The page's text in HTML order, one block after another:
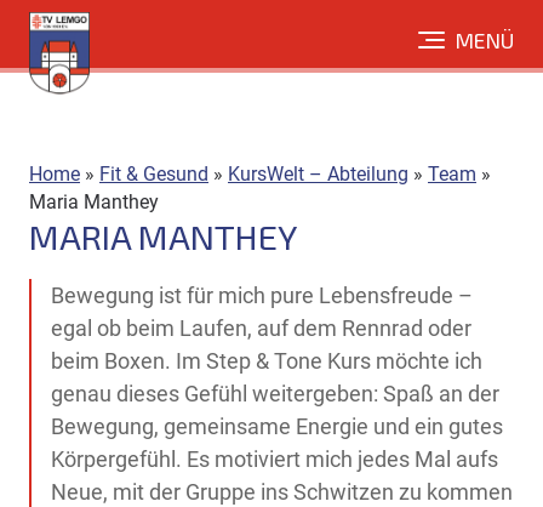
Direkt
zum
Inhalt
MENÜ
Home » Fit & Gesund » KursWelt – Abteilung » Team »
Maria Manthey
MARIA MANTHEY
Bewegung ist für mich pure Lebensfreude –
egal ob beim Laufen, auf dem Rennrad oder
beim Boxen. Im Step & Tone Kurs möchte ich
genau dieses Gefühl weitergeben: Spaß an der
Bewegung, gemeinsame Energie und ein gutes
Körpergefühl. Es motiviert mich jedes Mal aufs
Neue, mit der Gruppe ins Schwitzen zu kommen